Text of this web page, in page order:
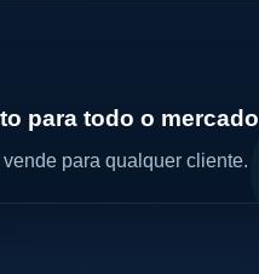
para todo o mercado
para qualquer cliente.